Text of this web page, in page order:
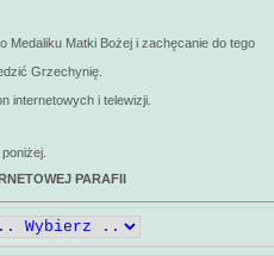
Matki Bożej i zachęcanie do tego
Grzechynię.
i telewizji.
PARAFII